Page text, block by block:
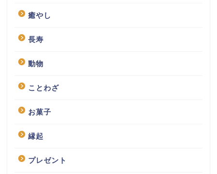
癒やし
長寿
動物
ことわざ
お菓子
縁起
プレゼント